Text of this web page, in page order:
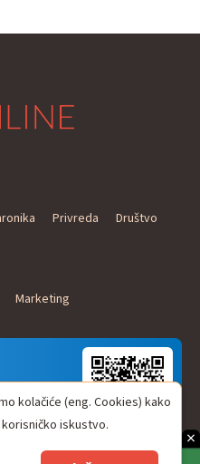
×
Privreda
Društvo
Marketing
kolačiće (eng. Cookies) kako
iskustvo.